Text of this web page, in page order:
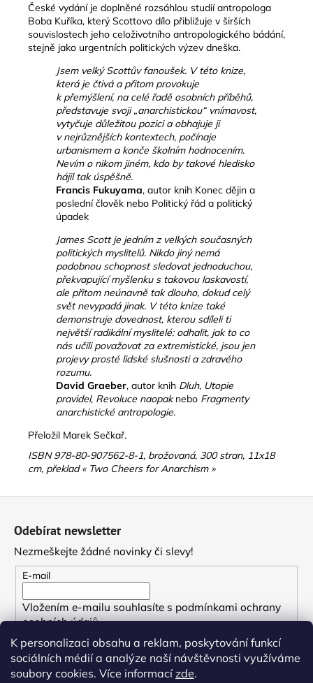
K personalizaci obsahu a reklam, poskytování funkcí
sociálních médií a analýze naší návštěvnosti využíváme
soubory cookies. Více informacízde.
České vydání je doplněné rozsáhlou studií antropologa
Boba Kuříka, který Scottovo dílo přibližuje v širších
souvislostech jeho celoživotního antropologického bádání,
stejně jako urgentních politických výzev dneška.
Jsem velký Scottův fanoušek. V této knize,
která je čtivá a přitom provokuje
k přemýšlení, na celé řadě osobních příběhů,
představuje svoji „anarchistickou“ vnímavost,
vytyčuje důležitou pozici a obhajuje ji
v nejrůznějších kontextech, počínaje
urbanismem a konče školním hodnocením.
Nevím o nikom jiném, kdo by takové hledisko
hájil tak úspěšně.
Francis Fukuyama, autor knih Konec dějin a
poslední člověk nebo Politický řád a politický
úpadek
James Scott je jedním z velkých současných
politických myslitelů. Nikdo jiný nemá
podobnou schopnost sledovat jednoduchou,
překvapující myšlenku s takovou laskavostí,
ale přitom neúnavně tak dlouho, dokud celý
svět nevypadá jinak. V této knize také
demonstruje dovednost, kterou sdíleli ti
největší radikální myslitelé: odhalit, jak to co
nás učili považovat za extremistické, jsou jen
projevy prosté lidské slušnosti a zdravého
rozumu.
David Graeber, autor knih Dluh, Utopie
pravidel, Revoluce naopaknebo Fragmenty
anarchistické antropologie.
Přeložil Marek Sečkař.
ISBN 978-80-907562-8-1, brožovaná, 300 stran, 11x18
cm, překlad « Two Cheers for Anarchism »
Odebírat newsletter
Nezmeškejte žádné novinky či slevy!
E-mail
Vložením e-mailu souhlasíte s podmínkami ochrany
osobních údajů
PŘIHLÁSIT SE